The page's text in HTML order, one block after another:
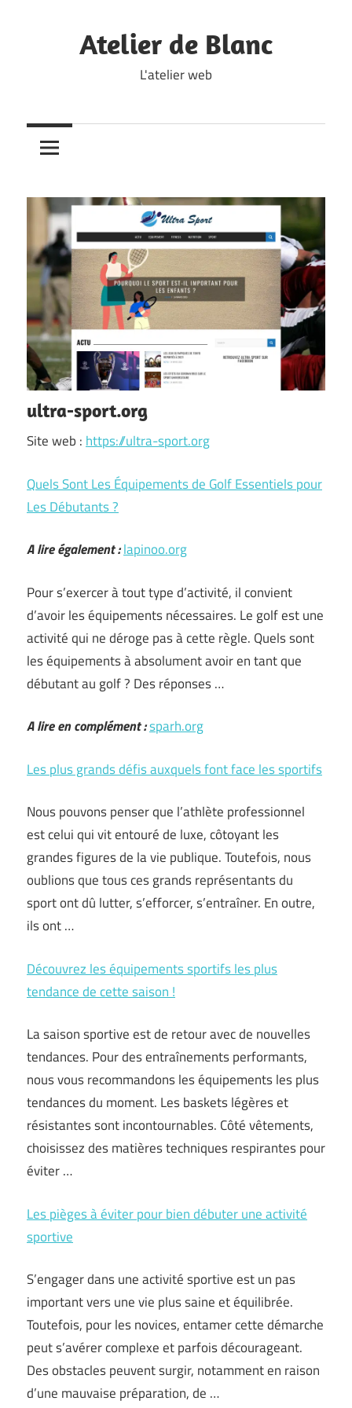
Atelier de Blanc
L'atelier web
ultra-sport.org
Site web : https://ultra-sport.org
Quels Sont Les Équipements de Golf Essentiels pour
Les Débutants ?
A lire également :lapinoo.org
Pour s’exercer à tout type d’activité, il convient
d’avoir les équipements nécessaires. Le golf est une
activité qui ne déroge pas à cette règle. Quels sont
les équipements à absolument avoir en tant que
débutant au golf ? Des réponses …
A lire en complément :sparh.org
Les plus grands défis auxquels font face les sportifs
Nous pouvons penser que l’athlète professionnel
est celui qui vit entouré de luxe, côtoyant les
grandes figures de la vie publique. Toutefois, nous
oublions que tous ces grands représentants du
sport ont dû lutter, s’efforcer, s’entraîner. En outre,
ils ont …
Découvrez les équipements sportifs les plus
tendance de cette saison !
La saison sportive est de retour avec de nouvelles
tendances. Pour des entraînements performants,
nous vous recommandons les équipements les plus
tendances du moment. Les baskets légères et
résistantes sont incontournables. Côté vêtements,
choisissez des matières techniques respirantes pour
éviter …
Les pièges à éviter pour bien débuter une activité
sportive
S’engager dans une activité sportive est un pas
important vers une vie plus saine et équilibrée.
Toutefois, pour les novices, entamer cette démarche
peut s’avérer complexe et parfois décourageant.
Des obstacles peuvent surgir, notamment en raison
d’une mauvaise préparation, de …